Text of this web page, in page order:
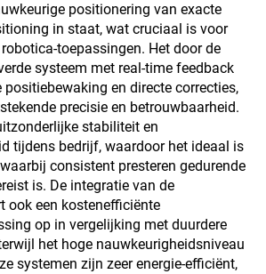
positionering van exacte
in staat, wat cruciaal is voor
toepassingen. Het door de
systeem met real-time feedback
en directe correcties,
precisie en betrouwbaarheid.
stabiliteit en
tijdens bedrijf, waardoor het ideaal is
consistent presteren gedurende
is. De integratie van de
ook een kostenefficiënte
op in vergelijking met duurdere
het hoge nauwkeurigheidsniveau
systemen zijn zeer energie-efficiënt,